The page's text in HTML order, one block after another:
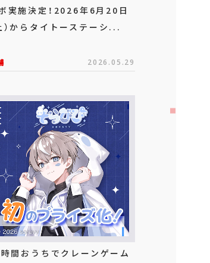
実施決定！2026年6月20日
）からタイトーステーシ...
2026.05.29
間おうちでクレーンゲーム